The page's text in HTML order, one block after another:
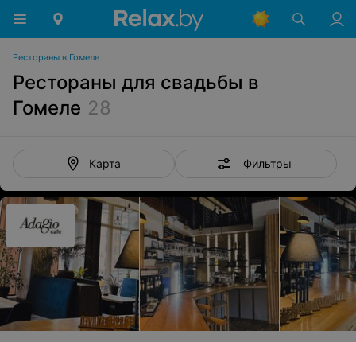
Рестораны в Гомеле
Рестораны для свадьбы в
Гомеле 28
Карта Фильтры